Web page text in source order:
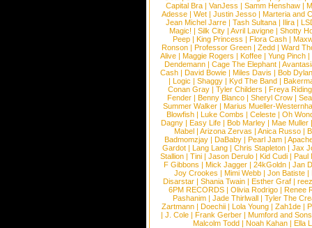
Capital Bra |VanJess |Samm Henshaw |
Adesse |Wet |Justin Jesso |Marteria and
Jean Michel Jarre |Tash Sultana | Ilira |
Magic! | Silk City | Avril Lavigne | Shotty
Peep |King Princess |Flora Cash |
Ronson |Professor Green |Zedd |Ward
Alive |Maggie Rogers |Koffee |Yung Pinch |
Dendemann |Cage The Elephant |
Cash | David Bowie | Miles Davis | Bob Dylan
|Logic |Shaggy |Kyd The Band |
Conan Gray |Tyler Childers |Freya
Fender |Benny Blanco |Sheryl Crow |
Summer Walker |Marius Mueller-
Blowfish | Luke Combs | Celeste | Oh
Dagny |Easy Life |Bob Marley |Mae Muller
Mabel |Arizona Zervas |Anica Russo |
Badmomzjay |DaBaby |Pearl Jam |
Gardot | Lang Lang | Chris Stapleton | Jax
Stallion |Tini |Jason Derulo |Kid Cudi |Paul
F Gibbons | Mick Jagger | 24kGoldn | Jan
Joy Crookes | Mimi Webb | Jon Batiste |
Disarstar | Shania Twain | Esther Graf |
6PM RECORDS | Olivia Rodrigo | Renee
Pashanim |Jade Thirlwall |Tyler The
Zartmann | Doechii | Lola Young | Zah1de |
| J. Cole | Frank Gerber | Mumford and Sons
Malcolm Todd | Noah Kahan | Ella